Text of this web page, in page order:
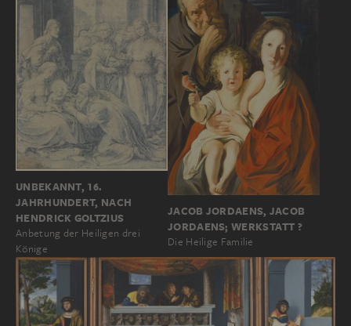
UNBEKANNT, 16.
JAHRHUNDERT, NACH
HENDRICK GOLTZIUS
Anbetung der Heiligen drei
Könige
JACOB JORDAENS, JACOB
JORDAENS; WERKSTATT ?
Die Heilige Familie